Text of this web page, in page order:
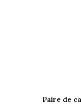
Paire de